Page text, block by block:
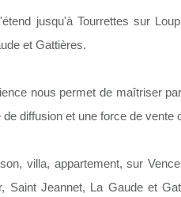
jusqu'à Tourrettes sur
et Gattières.
nous permet de maîtriser
diffusion et une force de vente
villa, appartement, sur
Saint Jeannet, La Gaude et